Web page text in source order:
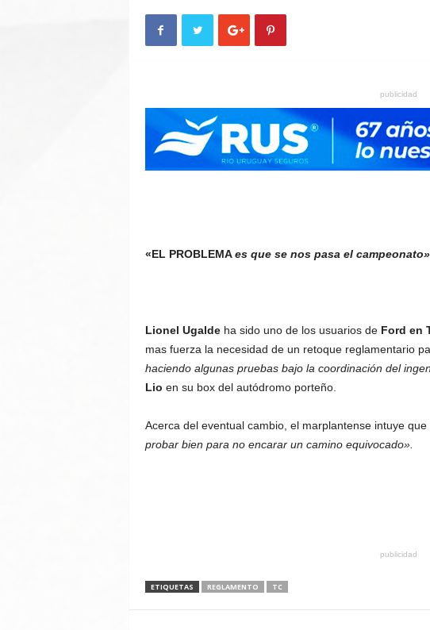
publicidad
«EL PROBLEMAes que se nos pasa el
Lionel Ugaldeha sido uno de los usuarios de Ford en
mas fuerza la necesidad de un retoque reglamentario
haciendo algunas pruebas bajo la coordinación del
Lio en su box del autódromo porteño.
Acerca del eventual cambio, el marplantense intuye
probar bien para no encarar un camino equivocado».
publicidad
ETIQUETAS REGLAMENTO TC